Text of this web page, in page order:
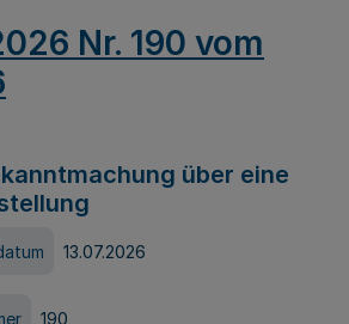
Nr. 190 vom
über eine
13.07.2026
190